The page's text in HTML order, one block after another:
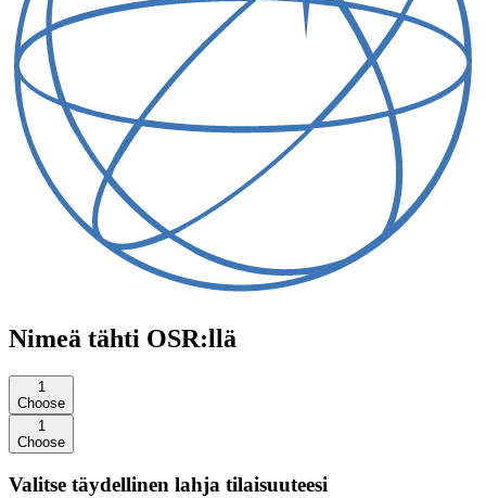
Nimeä tähti OSR:llä
1
Choose
1
Choose
Valitse täydellinen lahja tilaisuuteesi